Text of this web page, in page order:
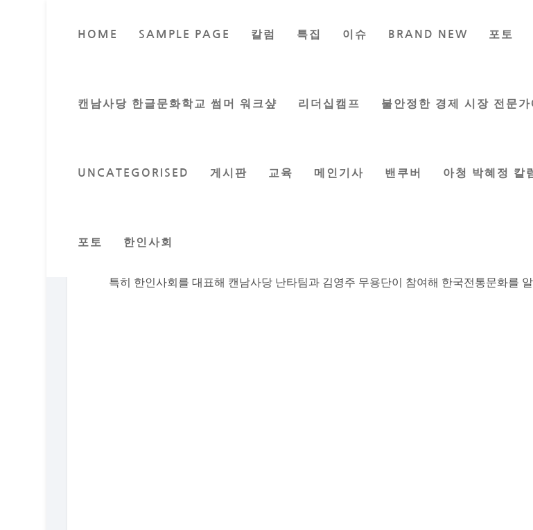
HOME SAMPLE PAGE 칼럼 특집 이슈 BRAND NEW 포토
캔남사당 한글문화학교 썸머 워크샾 리더십캠프 불안정한 경제 시장 전문
UNCATEGORISED 게시판 교육 메인기사 밴쿠버 아청 박혜정 칼
포토 한인사회
Posted by 이지은 기자|Sep 27, 2019|게시판, 한인사회
앤 캉 주의원 주관, 캔남사당, 김영주 무용단 참여
헐리 버나비시장, 피터 줄리엔 하원의원, 앤디 첸 대만 경제문화부 부장, 장민우 서울시
특히 한인사회를 대표해 캔남사당 난타팀과 김영주 무용단이 참여해 한국전통문화를 알